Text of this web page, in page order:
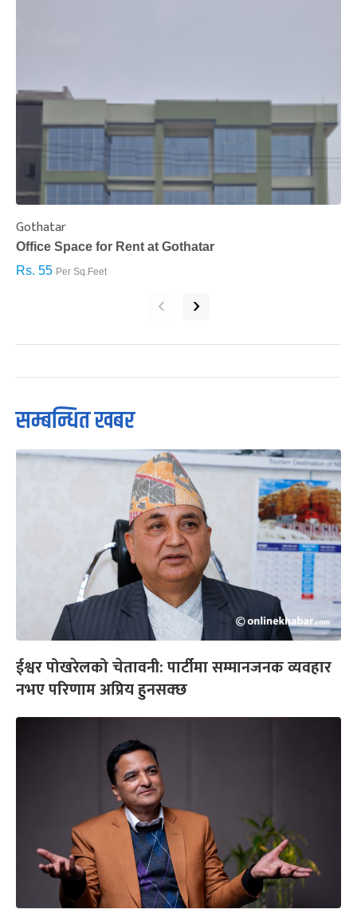
Gothatar
Office Space for Rent at Gothatar
Rs. 55 Per Sq.Feet
‹ ›
सम्बन्धित खबर
ईश्वर पोखरेलको चेतावनी: पार्टीमा सम्मानजनक व्यवहार
नभए परिणाम अप्रिय हुनसक्छ